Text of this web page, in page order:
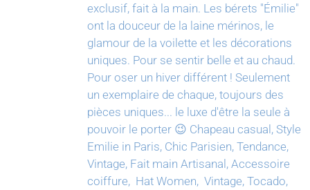
exclusif, fait à la main. Les bérets "Émilie"
ont la douceur de la laine mérinos, le
glamour de la voilette et les décorations
uniques. Pour se sentir belle et au chaud.
Pour oser un hiver différent ! Seulement
un exemplaire de chaque, toujours des
pièces uniques... le luxe d'être la seule à
pouvoir le porter 😉 Chapeau casual, Style
Emilie in Paris, Chic Parisien, Tendance,
Vintage, Fait main Artisanal, Accessoire
coiffure, Hat Women, Vintage, Tocado,